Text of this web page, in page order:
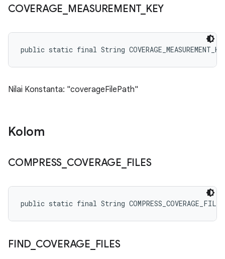
COVERAGE MEASUREMENT_ KEY
public static final String
Nilai Konstanta: "coverageFilePath"
Kolom
COMPRESS COVERAGE FILES
public static final String COMPRESS_COVERAGE_FILES
FIND COVERAGE FILES